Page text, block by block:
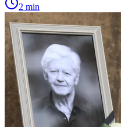
2 min